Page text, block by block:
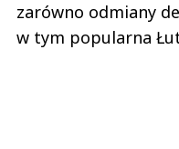
zarówno odmiany
w tym popularna